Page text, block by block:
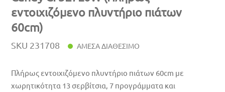
εντοιχιζόμενο πλυντήριο πιάτων
60cm)
SKU 231708 ΑΜΕΣΑ ΔΙΑΘΕΣΙΜΟ
Πλήρως εντοιχιζόμενο πλυντήριο πιάτων 60cm με
χωρητικότητα 13 σερβίτσια, 7 προγράμματα και